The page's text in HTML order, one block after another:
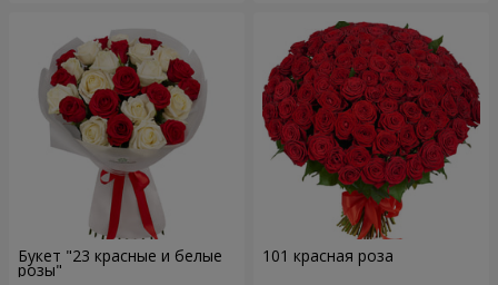
Букет "23 красные и белые
розы"
101 красная роза